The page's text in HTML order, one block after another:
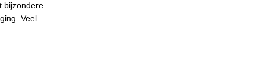
bijzondere
Veel